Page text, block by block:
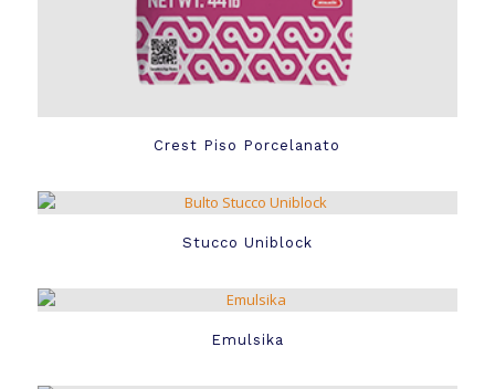
Crest Piso Porcelanato
Stucco Uniblock
Emulsika